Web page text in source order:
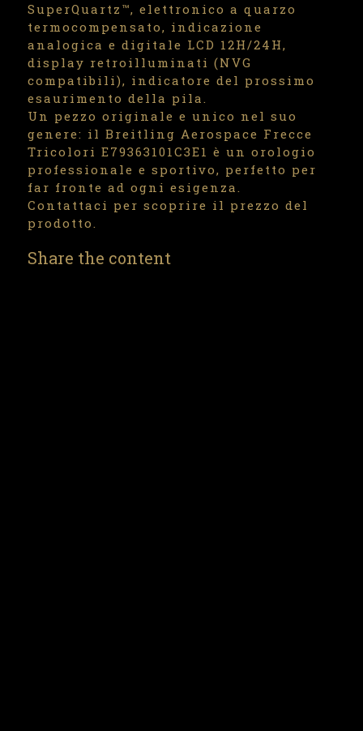
SuperQuartz™, elettronico a quarzo
termocompensato, indicazione
analogica e digitale LCD 12H/24H,
display retroilluminati (NVG
compatibili), indicatore del prossimo
esaurimento della pila.
Un pezzo originale e unico nel suo
genere: il Breitling Aerospace Frecce
Tricolori E79363101C3E1 è un orologio
professionale e sportivo, perfetto per
far fronte ad ogni esigenza.
Contattaci per scoprire il prezzo del
prodotto.
Share the content